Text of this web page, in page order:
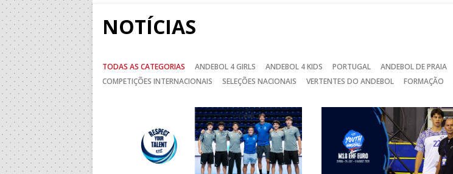
NOTÍCIAS
TODAS AS CATEGORIAS ANDEBOL 4 GIRLS ANDEBOL 4 KIDS PORTUGAL ANDEBOL DE PRAIA
COMPETIÇÕES INTERNACIONAIS
SELEÇÕES NACIONAIS VERTENTES DO ANDEBOL FORMAÇÃO